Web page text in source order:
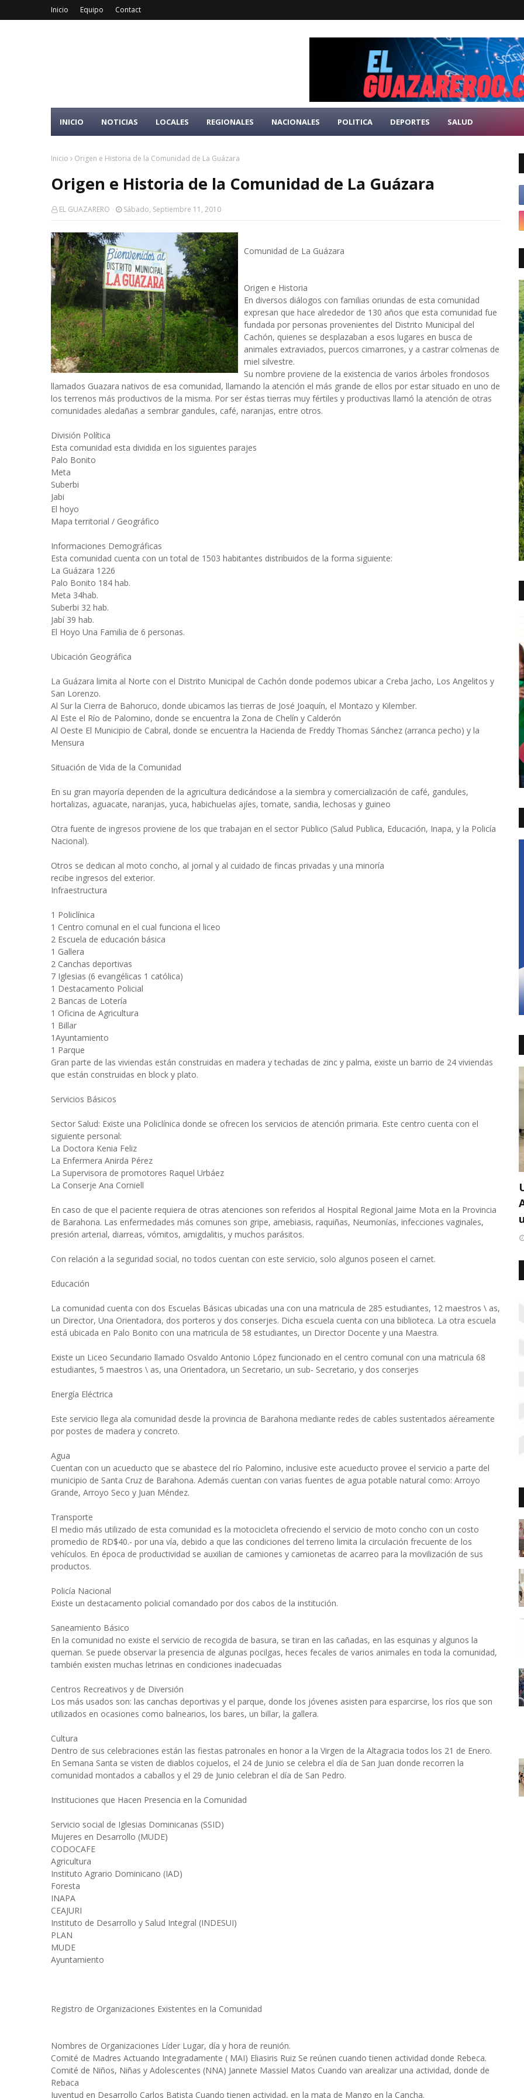
Inicio Equipo Contact
INICIO NOTICIAS LOCALES REGIONALES NACIONALES POLITICA DEPORTES SALUD
Inicio Origen e Historia de la Comunidad de La Guázara
Origen e Historia de la Comunidad de La Guázara
EL GUAZARERO Sábado, Septiembre 11, 2010
Comunidad de La Guázara
Origen e Historia
En diversos diálogos con familias oriundas de esta comunidad
expresan que hace alrededor de 130 años que esta comunidad fue
fundada por personas provenientes del Distrito Municipal del
Cachón, quienes se desplazaban a esos lugares en busca de
animales extraviados, puercos cimarrones, y a castrar colmenas de
miel silvestre.
Su nombre proviene de la existencia de varios árboles frondosos
llamados Guazara nativos de esa comunidad, llamando la atención el más grande de ellos por estar situado en uno de
los terrenos más productivos de la misma. Por ser éstas tierras muy fértiles y productivas llamó la atención de otras
comunidades aledañas a sembrar gandules, café, naranjas, entre otros.
División Política
Esta comunidad esta dividida en los siguientes parajes
Palo Bonito
Meta
Suberbi
Jabi
El hoyo
Mapa territorial / Geográfico
Informaciones Demográficas
Esta comunidad cuenta con un total de 1503 habitantes distribuidos de la forma siguiente:
La Guázara 1226
Palo Bonito 184 hab.
Meta 34hab.
Suberbi 32 hab.
Jabí 39 hab.
El Hoyo Una Familia de 6 personas.
Ubicación Geográfica
La Guázara limita al Norte con el Distrito Municipal de Cachón donde podemos ubicar a Creba Jacho, Los Angelitos y
San Lorenzo.
Al Sur la Cierra de Bahoruco, donde ubicamos las tierras de José Joaquín, el Montazo y Kilember.
Al Este el Río de Palomino, donde se encuentra la Zona de Chelín y Calderón
Al Oeste El Municipio de Cabral, donde se encuentra la Hacienda de Freddy Thomas Sánchez (arranca pecho) y la
Mensura
Situación de Vida de la Comunidad
En su gran mayoría dependen de la agricultura dedicándose a la siembra y comercialización de café, gandules,
hortalizas, aguacate, naranjas, yuca, habichuelas ajíes, tomate, sandia, lechosas y guineo
Otra fuente de ingresos proviene de los que trabajan en el sector Publico (Salud Publica, Educación, Inapa, y la Policía
Nacional).
Otros se dedican al moto concho, al jornal y al cuidado de fincas privadas y una minoría
recibe ingresos del exterior.
Infraestructura
1 Policlínica
1 Centro comunal en el cual funciona el liceo
2 Escuela de educación básica
1 Gallera
2 Canchas deportivas
7 Iglesias (6 evangélicas 1 católica)
1 Destacamento Policial
2 Bancas de Lotería
1 Oficina de Agricultura
1 Billar
1Ayuntamiento
1 Parque
Gran parte de las viviendas están construidas en madera y techadas de zinc y palma, existe un barrio de 24 viviendas
que están construidas en block y plato.
Servicios Básicos
Sector Salud: Existe una Policlínica donde se ofrecen los servicios de atención primaria. Este centro cuenta con el
siguiente personal:
La Doctora Kenia Feliz
La Enfermera Anirda Pérez
La Supervisora de promotores Raquel Urbáez
La Conserje Ana Corniell
En caso de que el paciente requiera de otras atenciones son referidos al Hospital Regional Jaime Mota en la Provincia
de Barahona. Las enfermedades más comunes son gripe, amebiasis, raquiñas, Neumonías, infecciones vaginales,
presión arterial, diarreas, vómitos, amigdalitis, y muchos parásitos.
Con relación a la seguridad social, no todos cuentan con este servicio, solo algunos poseen el carnet.
Educación
La comunidad cuenta con dos Escuelas Básicas ubicadas una con una matricula de 285 estudiantes, 12 maestros \ as,
un Director, Una Orientadora, dos porteros y dos conserjes. Dicha escuela cuenta con una biblioteca. La otra escuela
está ubicada en Palo Bonito con una matricula de 58 estudiantes, un Director Docente y una Maestra.
Existe un Liceo Secundario llamado Osvaldo Antonio López funcionado en el centro comunal con una matricula 68
estudiantes, 5 maestros \ as, una Orientadora, un Secretario, un sub- Secretario, y dos conserjes
Energía Eléctrica
Este servicio llega ala comunidad desde la provincia de Barahona mediante redes de cables sustentados aéreamente
por postes de madera y concreto.
Agua
Cuentan con un acueducto que se abastece del río Palomino, inclusive este acueducto provee el servicio a parte del
municipio de Santa Cruz de Barahona. Además cuentan con varias fuentes de agua potable natural como: Arroyo
Grande, Arroyo Seco y Juan Méndez.
Transporte
El medio más utilizado de esta comunidad es la motocicleta ofreciendo el servicio de moto concho con un costo
promedio de RD$40.- por una vía, debido a que las condiciones del terreno limita la circulación frecuente de los
vehículos. En época de productividad se auxilian de camiones y camionetas de acarreo para la movilización de sus
productos.
Policía Nacional
Existe un destacamento policial comandado por dos cabos de la institución.
Saneamiento Básico
En la comunidad no existe el servicio de recogida de basura, se tiran en las cañadas, en las esquinas y algunos la
queman. Se puede observar la presencia de algunas pocilgas, heces fecales de varios animales en toda la comunidad,
también existen muchas letrinas en condiciones inadecuadas
Centros Recreativos y de Diversión
Los más usados son: las canchas deportivas y el parque, donde los jóvenes asisten para esparcirse, los ríos que son
utilizados en ocasiones como balnearios, los bares, un billar, la gallera.
Cultura
Dentro de sus celebraciones están las fiestas patronales en honor a la Virgen de la Altagracia todos los 21 de Enero.
En Semana Santa se visten de diablos cojuelos, el 24 de Junio se celebra el día de San Juan donde recorren la
comunidad montados a caballos y el 29 de Junio celebran el día de San Pedro.
Instituciones que Hacen Presencia en la Comunidad
Servicio social de Iglesias Dominicanas (SSID)
Mujeres en Desarrollo (MUDE)
CODOCAFE
Agricultura
Instituto Agrario Dominicano (IAD)
Foresta
INAPA
CEAJURI
Instituto de Desarrollo y Salud Integral (INDESUI)
PLAN
MUDE
Ayuntamiento
Registro de Organizaciones Existentes en la Comunidad
Nombres de Organizaciones Líder Lugar, día y hora de reunión.
Comité de Madres Actuando Integradamente ( MAI) Eliasiris Ruiz Se reúnen cuando tienen actividad donde Rebeca.
Comité de Niños, Niñas y Adolescentes (NNA) Jannete Massiel Matos Cuando van arealizar una actividad, donde de
Rebaca
Juventud en Desarrollo Carlos Batista Cuando tienen actividad, en la mata de Mango en la Cancha.